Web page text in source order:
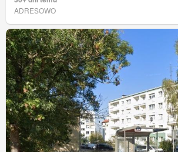
ADRESOWO